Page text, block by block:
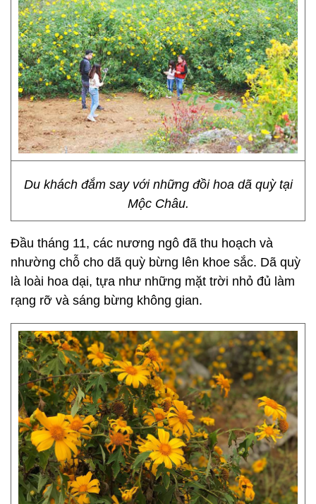
Du khách đắm say với những đồi hoa dã quỳ tại
Mộc Châu.
Đầu tháng 11, các nương ngô đã thu hoạch và
nhường chỗ cho dã quỳ bừng lên khoe sắc. Dã quỳ
là loài hoa dại, tựa như những mặt trời nhỏ đủ làm
rạng rỡ và sáng bừng không gian.